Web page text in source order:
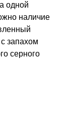
одной
наличие
запахом
серного